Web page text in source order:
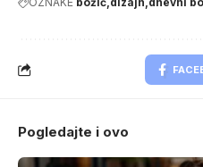
Pogledajte i ovo